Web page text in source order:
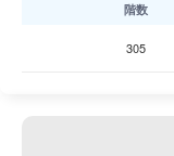
階数
305